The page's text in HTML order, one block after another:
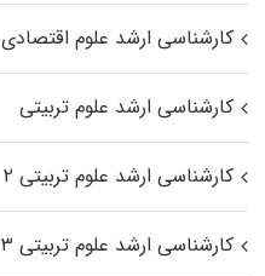
کارشناسی ارشد علوم اقتصادی
کارشناسی ارشد علوم تربیتی
کارشناسی ارشد علوم تربیتی ۲
کارشناسی ارشد علوم تربیتی ۳